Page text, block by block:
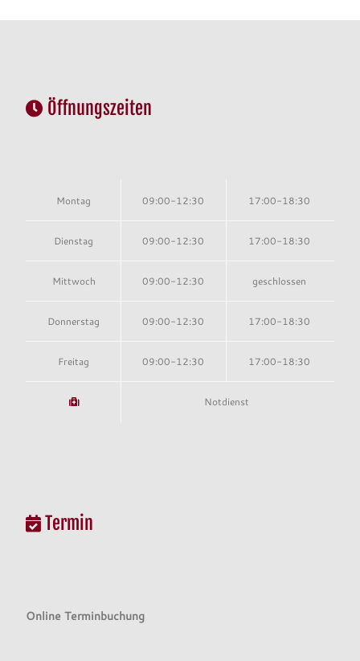
Öffnungszeiten
Montag 09:00-12:30 17:00-18:30
Dienstag 09:00-12:30 17:00-18:30
Mittwoch 09:00-12:30 geschlossen
Donnerstag 09:00-12:30 17:00-18:30
Freitag 09:00-12:30 17:00-18:30
Notdienst
Termin
Online Terminbuchung